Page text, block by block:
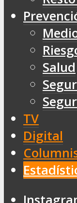
Salud
TV
Digital